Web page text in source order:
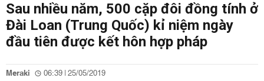
Sau nhiều năm, 500 cặp đôi đồng tính ở
Đài Loan (Trung Quốc) kỉ niệm ngày
đầu tiên được kết hôn hợp pháp
Meraki 06:39 | 25/05/2019